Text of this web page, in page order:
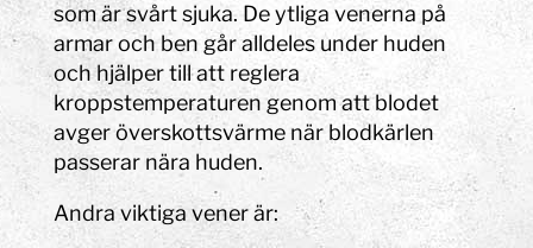
som är svårt sjuka. De ytliga venerna på
armar och ben går alldeles under huden
och hjälper till att reglera
kroppstemperaturen genom att blodet
avger överskottsvärme när blodkärlen
passerar nära huden.
Andra viktiga vener är: